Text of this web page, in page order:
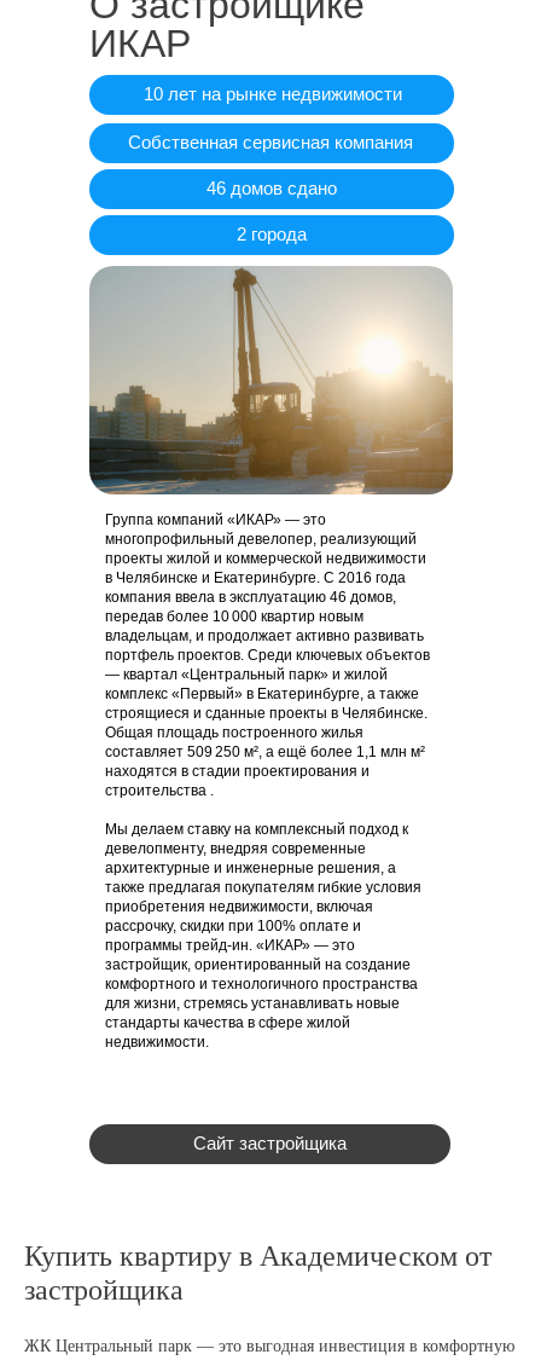
Группа компаний «ИКАР» — это
многопрофильный девелопер, реализующий
проекты жилой и коммерческой недвижимости
в Челябинске и Екатеринбурге. С 2016 года
компания ввела в эксплуатацию 46 домов,
передав более 10 000 квартир новым
владельцам, и продолжает активно развивать
портфель проектов. Среди ключевых объектов
— квартал «Центральный парк» и жилой
комплекс «Первый» в Екатеринбурге, а также
строящиеся и сданные проекты в Челябинске.
Общая площадь построенного жилья
составляет 509 250 м², а ещё более 1,1 млн м²
находятся в стадии проектирования и
строительства .
Мы делаем ставку на комплексный подход к
девелопменту, внедряя современные
архитектурные и инженерные решения, а
также предлагая покупателям гибкие условия
приобретения недвижимости, включая
рассрочку, скидки при 100% оплате и
программы трейд-ин. «ИКАР» — это
застройщик, ориентированный на создание
комфортного и технологичного пространства
для жизни, стремясь устанавливать новые
стандарты качества в сфере жилой
недвижимости.
ИКАР
2 города
46 домов сдано
Собственная сервисная компания
10 лет на рынке недвижимости
Сайт застройщика
Купить квартиру в Академическом от
застройщика
ЖК Центральный парк — это выгодная инвестиция в комфортную